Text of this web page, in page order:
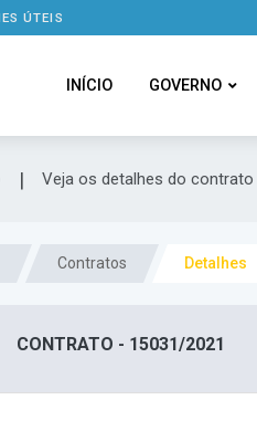
ÚTEIS
INÍCIO GOVERNO
| Veja os detalhes do
Contratos Detalhes
CONTRATO - 15031/2021